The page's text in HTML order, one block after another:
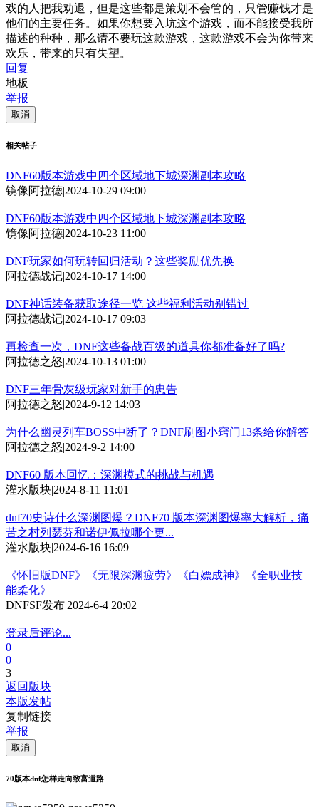
戏的人把我劝退，但是这些都是策划不会管的，只管赚钱才是
他们的主要任务。如果你想要入坑这个游戏，而不能接受我所
描述的种种，那么请不要玩这款游戏，这款游戏不会为你带来
欢乐，带来的只有失望。
回复
地板
举报
取消
相关帖子
DNF60版本游戏中四个区域地下城深渊副本攻略
镜像阿拉德|2024-10-29 09:00
DNF60版本游戏中四个区域地下城深渊副本攻略
镜像阿拉德|2024-10-23 11:00
DNF玩家如何玩转回归活动？这些奖励优先换
阿拉德战记|2024-10-17 14:00
DNF神话装备获取途径一览 这些福利活动别错过
阿拉德战记|2024-10-17 09:03
再检查一次，DNF这些备战百级的道具你都准备好了吗?
阿拉德之怒|2024-10-13 01:00
DNF三年骨灰级玩家对新手的忠告
阿拉德之怒|2024-9-12 14:03
为什么幽灵列车BOSS中断了？DNF刷图小窍门13条给你解答
阿拉德之怒|2024-9-2 14:00
DNF60 版本回忆：深渊模式的挑战与机遇
灌水版块|2024-8-11 11:01
dnf70史诗什么深渊图爆？DNF70 版本深渊图爆率大解析，痛
苦之村列瑟芬和诺伊佩拉哪个更...
灌水版块|2024-6-16 16:09
《怀旧版DNF》《无限深渊疲劳》《白嫖成神》《全职业技
能柔化》
DNFSF发布|2024-6-4 20:02
登录后评论...
0
0
3
返回版块
本版发帖
复制链接
举报
取消
70版本dnf怎样走向致富道路